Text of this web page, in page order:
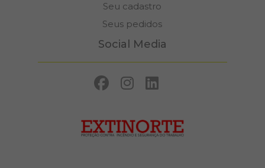
Seu cadastro
Seus pedidos
Social Media